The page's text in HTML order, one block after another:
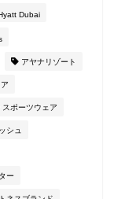
Dubai
アヤナリゾート
スポーツウェア
シュ
ー